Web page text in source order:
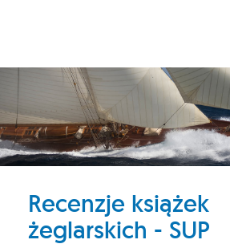
Recenzje książek
żeglarskich - SUP